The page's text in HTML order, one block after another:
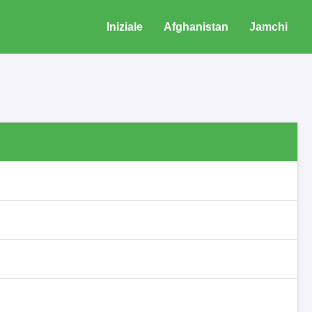
Iniziale Afghanistan Jamchi